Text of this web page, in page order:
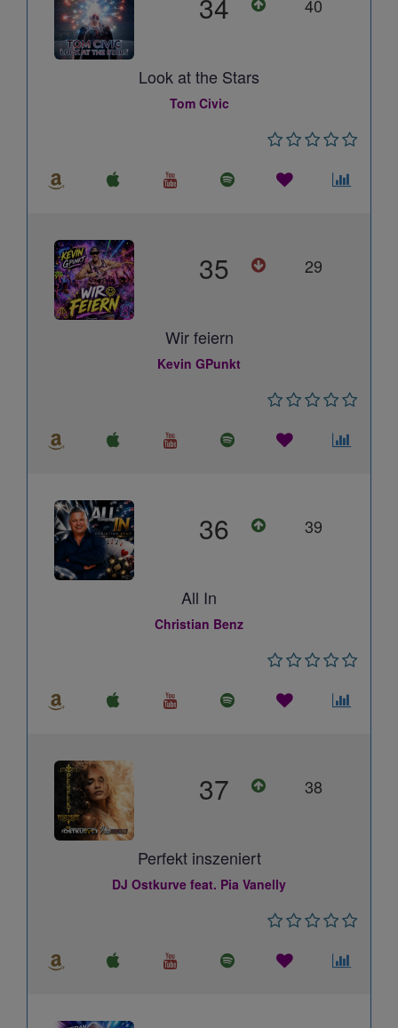
40
Look at the Stars
Tom Civic
35 29
Wir feiern
Kevin GPunkt
36 39
All In
Christian Benz
37 38
Perfekt inszeniert
DJ Ostkurve feat. Pia Vanelly